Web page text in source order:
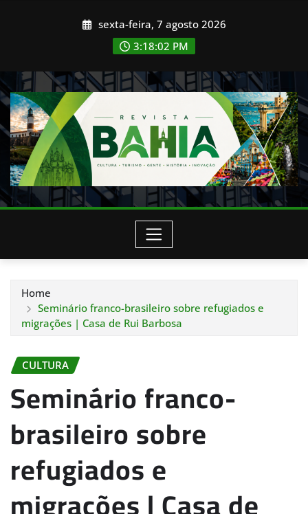
sexta-feira, 7 agosto 2026
3:18:03 PM
Home
Seminário franco-brasileiro sobre refugiados e
migrações | Casa de Rui Barbosa
CULTURA
Seminário franco-
brasileiro sobre
refugiados e